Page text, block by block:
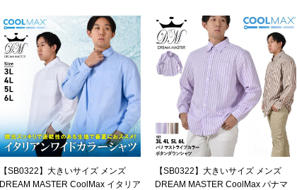
【SB0322】大きいサイズ メンズ
DREAM MASTER CoolMax イタリア
【SB0322】大きいサイズ メンズ
DREAM MASTER CoolMax パナマ